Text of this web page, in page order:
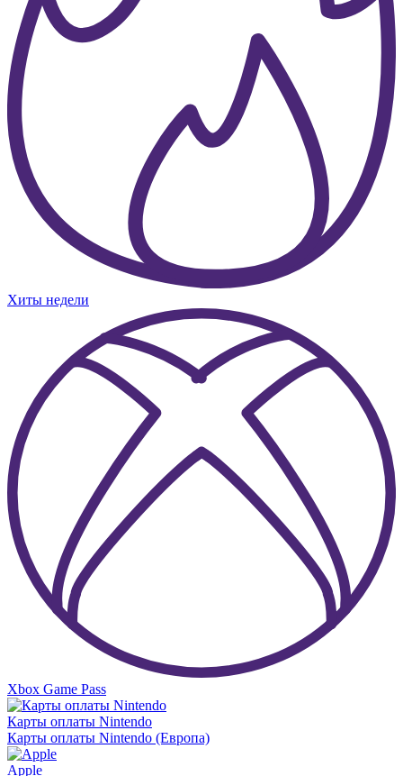
Хиты недели
Xbox Game Pass
Карты оплаты Nintendo
Карты оплаты Nintendo (Европа)
Apple